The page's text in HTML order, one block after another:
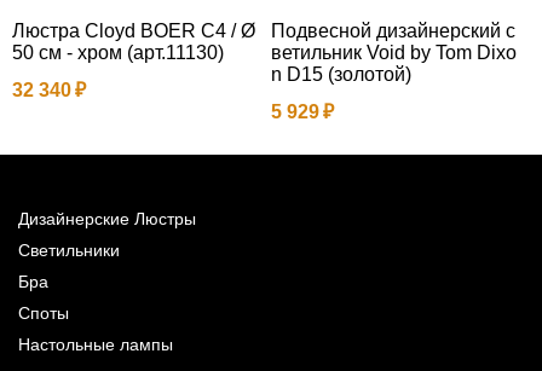
Люстра Cloyd BOER C4 / Ø
50 см - хром (арт.11130)
32 340
Подвесной дизайнерский с
ветильник Void by Tom Dixo
n D15 (золотой)
5 929
Дизайнерские Люстры
Светильники
Бра
Споты
Настольные лампы